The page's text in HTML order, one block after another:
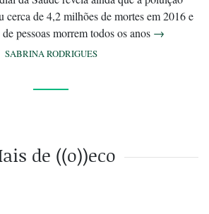
cerca de 4,2 milhões de mortes em 2016 e
pessoas morrem todos os anos →
SABRINA RODRIGUES
de ((o))eco